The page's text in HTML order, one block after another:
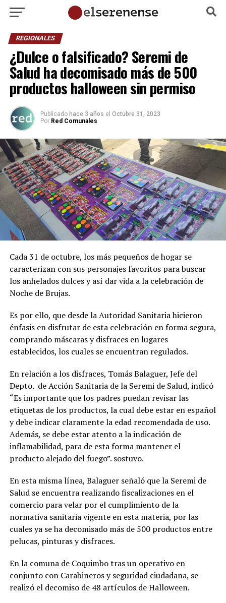
REGIONALES
¿Dulce o falsificado? Seremi de
Salud ha decomisado más de 500
productos halloween sin permiso
Publicado hace 3 años el Octubre 31, 2023
Por Red Comunales
Cada 31 de octubre, los más pequeños de hogar se
caracterizan con sus personajes favoritos para buscar
los anhelados dulces y así dar vida a la celebración de
Noche de Brujas.
Es por ello, que desde la Autoridad Sanitaria hicieron
énfasis en disfrutar de esta celebración en forma segura,
comprando máscaras y disfraces en lugares
establecidos, los cuales se encuentran regulados.
En relación a los disfraces, Tomás Balaguer, Jefe del
Depto. de Acción Sanitaria de la Seremi de Salud, indicó
“Es importante que los padres puedan revisar las
etiquetas de los productos, la cual debe estar en español
y debe indicar claramente la edad recomendada de uso.
Además, se debe estar atento a la indicación de
inflamabilidad, para de esta forma mantener el
producto alejado del fuego”. sostuvo.
En esta misma línea, Balaguer señaló que la Seremi de
Salud se encuentra realizando fiscalizaciones en el
comercio para velar por el cumplimiento de la
normativa sanitaria vigente en esta materia, por las
cuales ya se ha decomisado más de 500 productos entre
pelucas, pinturas y disfraces.
En la comuna de Coquimbo tras un operativo en
conjunto con Carabineros y seguridad ciudadana, se
realizó el decomiso de 48 artículos de Halloween.